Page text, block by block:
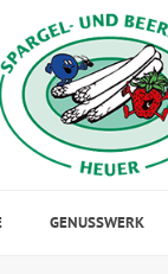
GENUSSWERK